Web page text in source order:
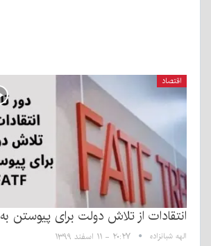
اقتصاد
انتقادات از تلاش دولت برای پیوستن به FATF
الهه شبانزاده ۲۰:۲۷ - ۱۱ اسفند ۱۳۹۹